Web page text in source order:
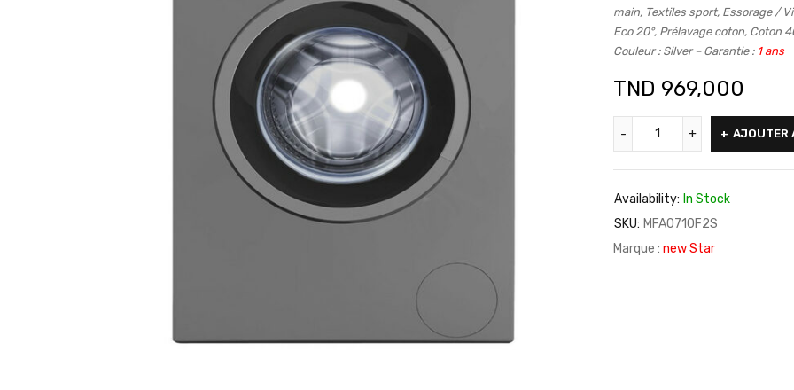
main, Textiles sport, Essorage /
Eco 20°, Prélavage coton, Coton
Couleur : Silver – Garantie :1 ans
TND 969,000
AJOUTER
Availability: In Stock
SKU: MFA0710F2S
Marque : new Star